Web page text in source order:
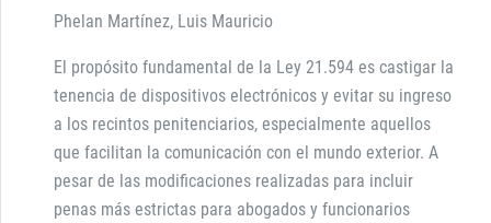
Phelan Martínez, Luis Mauricio
El propósito fundamental de la Ley 21.594 es castigar la
tenencia de dispositivos electrónicos y evitar su ingreso
a los recintos penitenciarios, especialmente aquellos
que facilitan la comunicación con el mundo exterior. A
pesar de las modificaciones realizadas para incluir
penas más estrictas para abogados y funcionarios